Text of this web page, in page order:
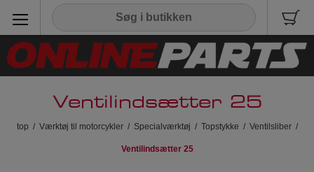
Ventilindsætter 25
top / Værktøj til motorcykler / Specialværktøj / Topstykke / Ventilsliber /
Ventilindsætter 25